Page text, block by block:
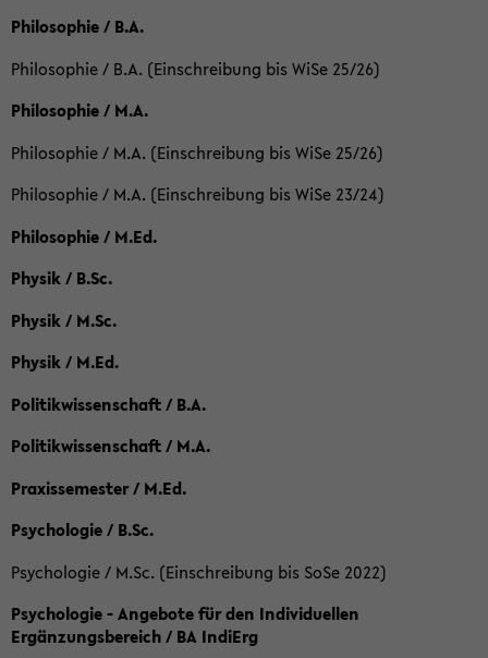
Philosophie / B.A.
Philosophie / B.A. (Einschreibung bis WiSe 25/26)
Philosophie / M.A.
Philosophie / M.A. (Einschreibung bis WiSe 25/26)
Philosophie / M.A. (Einschreibung bis WiSe 23/24)
Philosophie / M.Ed.
Physik / B.Sc.
Physik / M.Sc.
Physik / M.Ed.
Politikwissenschaft / B.A.
Politikwissenschaft / M.A.
Praxissemester / M.Ed.
Psychologie / B.Sc.
Psychologie / M.Sc. (Einschreibung bis SoSe 2022)
Psychologie - Angebote für den Individuellen
Ergänzungsbereich / BA IndiErg